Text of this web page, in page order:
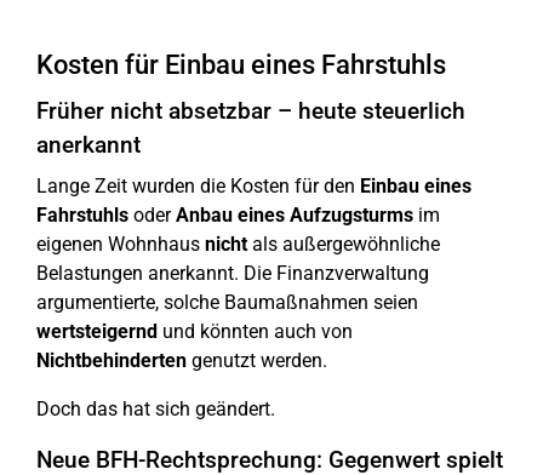
Kosten für Einbau eines Fahrstuhls
Früher nicht absetzbar – heute steuerlich
anerkannt
Lange Zeit wurden die Kosten für den Einbau eines
Fahrstuhls oderAnbau eines Aufzugsturms im
eigenen Wohnhaus nichtals außergewöhnliche
Belastungen anerkannt. Die Finanzverwaltung
argumentierte, solche Baumaßnahmen seien
wertsteigernd und könnten auch von
Nichtbehinderten genutzt werden.
Doch das hat sich geändert.
Neue BFH-Rechtsprechung: Gegenwert spielt